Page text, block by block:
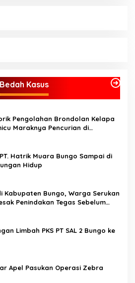
Bedah Kasus
Pengolahan Brondolan Kelapa
Maraknya Pencurian di
Maupun Perorangan
Hatrik Muara Bungo Sampai di
Hidup
Kabupaten Bungo, Warga Serukan
Penindakan Tegas Sebelum
Tak berdosa.
Limbah PKS PT SAL 2 Bungo ke
Apel Pasukan Operasi Zebra